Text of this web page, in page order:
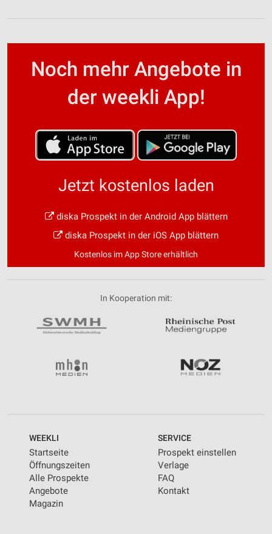
Noch mehr Angebote in
der weekli App!
Jetzt kostenlos laden
diska Prospekt in der Android App blättern
diska Prospekt in der iOS App blättern
Kostenlos im App Store erhältlich
In Kooperation mit:
WEEKLI
Startseite
Öffnungszeiten
Alle Prospekte
Angebote
Magazin
SERVICE
Prospekt einstellen
Verlage
FAQ
Kontakt